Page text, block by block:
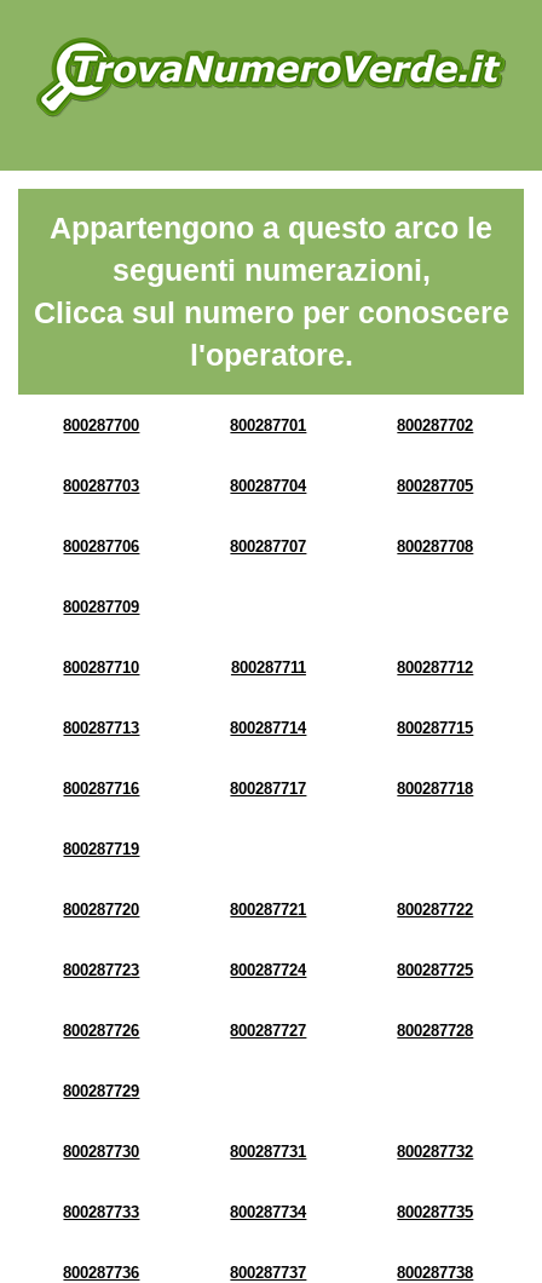
Appartengono a questo arco le
seguenti numerazioni,
Clicca sul numero per conoscere
l'operatore.
800287700 800287701 800287702
800287703 800287704 800287705
800287706 800287707 800287708
800287709
800287710 800287711 800287712
800287713 800287714 800287715
800287716 800287717 800287718
800287719
800287720 800287721 800287722
800287723 800287724 800287725
800287726 800287727 800287728
800287729
800287730 800287731 800287732
800287733 800287734 800287735
800287736 800287737 800287738